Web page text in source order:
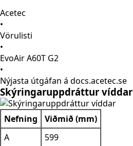
Acetec
•
Vörulisti
•
EvoAir A60T G2
•
Nýjasta útgáfan á docs.acetec.se
Skýringaruppdráttur víddar
Nefning
Viðmið (mm)
A
599